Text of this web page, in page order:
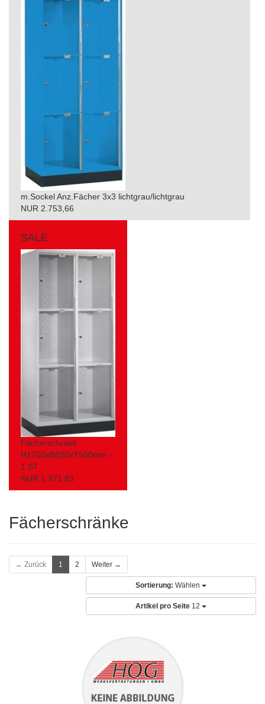
m.Sockel Anz.Fächer 3x3 lichtgrau/lichtgrau
NUR 2.753,66
SALE
Fächerschrank
H1750xB820xT500mm -
1 ST
NUR 1.971,83
Fächerschränke
← Zurück 1 2 Weiter →
Sortierung: Wählen
Artikel pro Seite 12